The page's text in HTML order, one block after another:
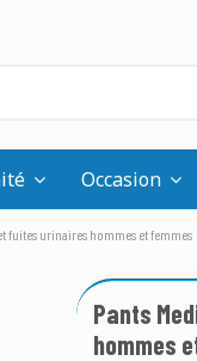
Occasion
fuites urinaires hommes et femmes
Pants
hommes